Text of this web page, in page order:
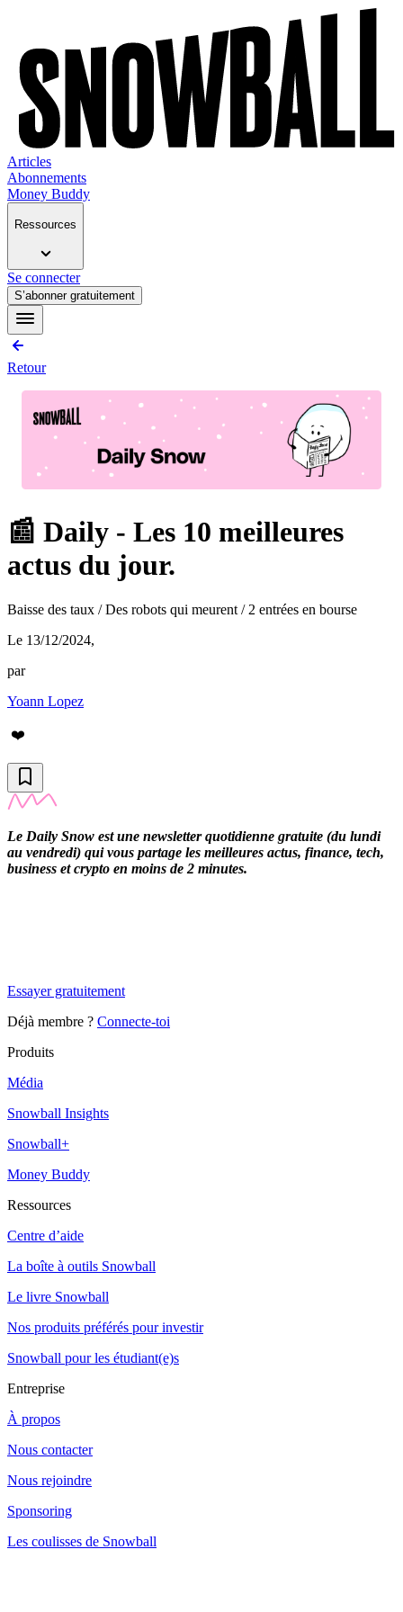
Articles
Abonnements
Money Buddy
Ressources
Se connecter
S’abonner gratuitement
Retour
📰 Daily - Les 10 meilleures
actus du jour.
Baisse des taux / Des robots qui meurent / 2 entrées en bourse
Le 13/12/2024,
par
Yoann Lopez
❤️
Le Daily Snow est une newsletter quotidienne gratuite (du lundi
au vendredi) qui vous partage les meilleures actus, finance, tech,
business et crypto en moins de 2 minutes.
Essayer gratuitement
Déjà membre ? Connecte-toi
Produits
Média
Snowball Insights
Snowball+
Money Buddy
Ressources
Centre d’aide
La boîte à outils Snowball
Le livre Snowball
Nos produits préférés pour investir
Snowball pour les étudiant(e)s
Entreprise
À propos
Nous contacter
Nous rejoindre
Sponsoring
Les coulisses de Snowball